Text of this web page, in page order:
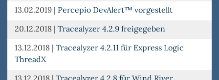
13.02.2019 | Percepio DevAlert™ vorgestellt
20.12.2018 | Tracealyzer 4.2.9 freigegeben
13.12.2018 | Tracealyzer 4.2.11 für Express Logic
ThreadX
13.12.2018 | Tracealyzer 4.2.8 für Wind River